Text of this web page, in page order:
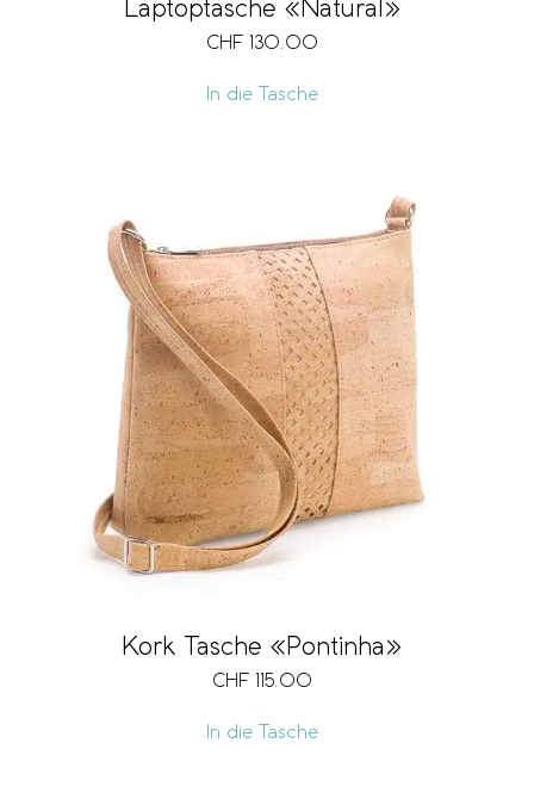
Laptoptasche «Natural»
CHF 130.00
In die Tasche
Kork Tasche «Pontinha»
CHF 115.00
In die Tasche